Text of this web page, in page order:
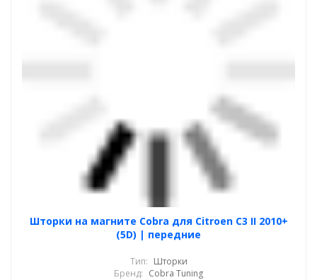
Шторки на магните Cobra для Citroen C3 II 2010+
(5D) | передние
Тип: Шторки
Бренд: Cobra Tuning